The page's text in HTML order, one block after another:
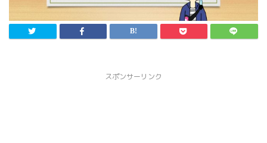
スポンサーリンク